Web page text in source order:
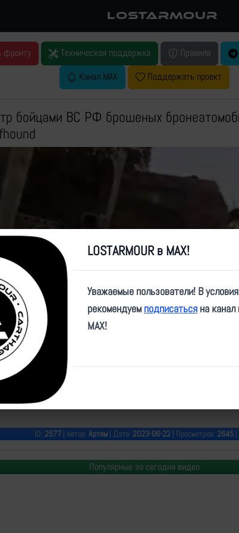
LOSTARMOUR
фронту Техническая поддержка Правила
Канал MAX
Поддержать проект
бойцами ВС РФ брошеных
Play
Video
t.me/vorposte/42216
ID: 2577| Автор: Артем| Дата: 2023-06-22| Просмотров: 2645|
Популярные за сегодня видео
LOSTARMOUR в MAX!
Уважаемые пользователи! В
рекомендуем подписаться на канал
MAX!